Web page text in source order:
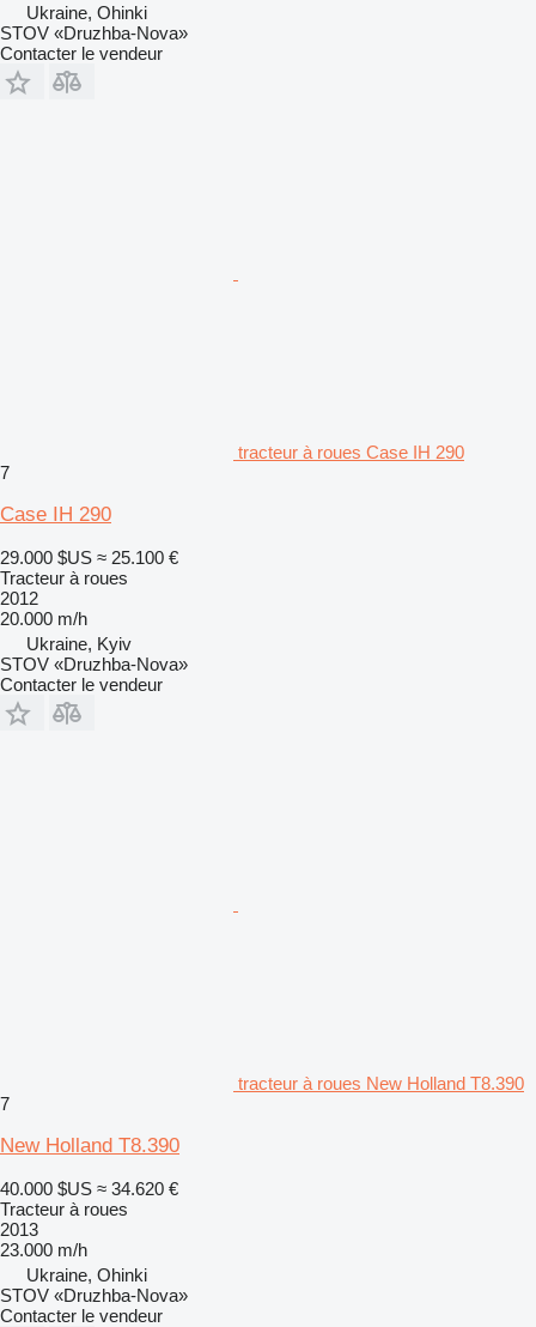
Ukraine, Ohinki
STOV «Druzhba-Nova»
Contacter le vendeur
tracteur à roues Case IH 290
7
Case IH 290
29.000 $US ≈ 25.100 €
Tracteur à roues
2012
20.000 m/h
Ukraine, Kyiv
STOV «Druzhba-Nova»
Contacter le vendeur
tracteur à roues New Holland T8.390
7
New Holland T8.390
40.000 $US ≈ 34.620 €
Tracteur à roues
2013
23.000 m/h
Ukraine, Ohinki
STOV «Druzhba-Nova»
Contacter le vendeur